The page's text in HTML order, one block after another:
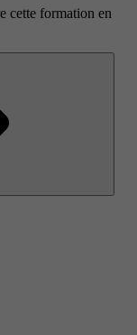
cette formation en